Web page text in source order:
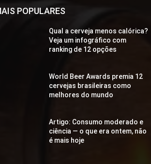
POPULARES
Qual a cerveja menos calórica?
Veja um infográfico com
ranking de 12 opções
World Beer Awards premia 12
cervejas brasileiras como
melhores do mundo
Artigo: Consumo moderado e
ciência — o que era ontem, não
é mais hoje